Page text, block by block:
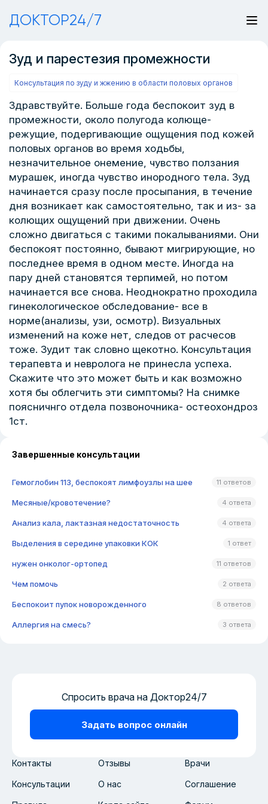
ДОКТОР24/7
Зуд и парестезия промежности
Консультация по зуду и жжению в области половых органов
Здравствуйте. Больше года беспокоит зуд в
промежности, около полугода колюще-
режущие, подергивающие ощущения под кожей
половых органов во время ходьбы,
незначительное онемение, чувство ползания
мурашек, иногда чувство инородного тела. Зуд
начинается сразу после просыпания, в течение
дня возникает как самостоятельно, так и из- за
колющих ощущений при движении. Очень
сложно двигаться с такими покалываниями. Они
беспокоят постоянно, бывают мигрирующие, но
последнее время в одном месте. Иногда на
пару дней становятся терпимей, но потом
начинается все снова. Неоднократно проходила
гинекологическое обследование- все в
норме(анализы, узи, осмотр). Визуальных
изменений на коже нет, следов от расчесов
тоже. Зудит так словно щекотно. Консультация
терапевта и невролога не принесла успеха.
Скажите что это может быть и как возможно
хотя бы облегчить эти симптомы? На снимке
поясничнго отдела позвоночника- остеохондроз
1ст.
Завершенные консультации
Гемоглобин 113, беспокоят лимфоузлы на шее 11 ответов
Месяные/кровотечение? 4 ответа
Анализ кала, лактазная недостаточность 4 ответа
Выделения в середине упаковки КОК 1 ответ
нужен онколог-ортопед 11 ответов
Чем помочь 2 ответа
Беспокоит пупок новорожденного 8 ответов
Аллергия на смесь? 3 ответа
Контакты Отзывы Врачи
Консультации О нас Соглашение
Спросить врача на Доктор24/7
Задать вопрос онлайн